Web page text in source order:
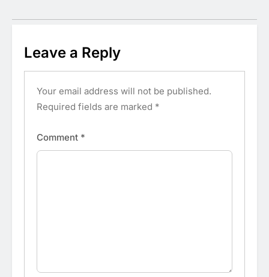
Leave a Reply
Your email address will not be published.
Required fields are marked *
Comment *